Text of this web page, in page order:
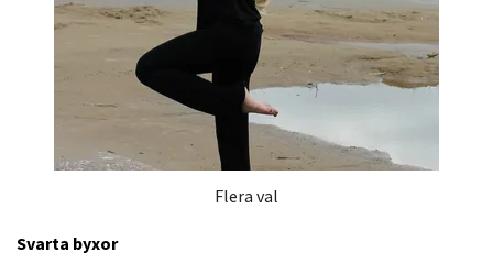
Flera val
Svarta byxor